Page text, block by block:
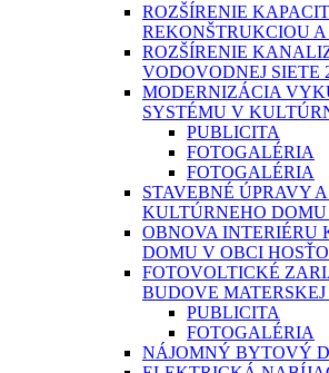
ROZŠÍRENIE
REKONŠTRUKCIOU
ROZŠÍRENIE
VODOVODNEJ SIETE
MODERNIZÁCIA
SYSTÉMU V
PUBLICITA
FOTOGALÉRIA
FOTOGALÉRIA
STAVEBNÉ ÚPRAVY
KULTÚRNEHO
OBNOVA INTERIÉRU
DOMU V OBCI
FOTOVOLTICKÉ
BUDOVE
PUBLICITA
FOTOGALÉRIA
NÁJOMNÝ BYTOVÝ